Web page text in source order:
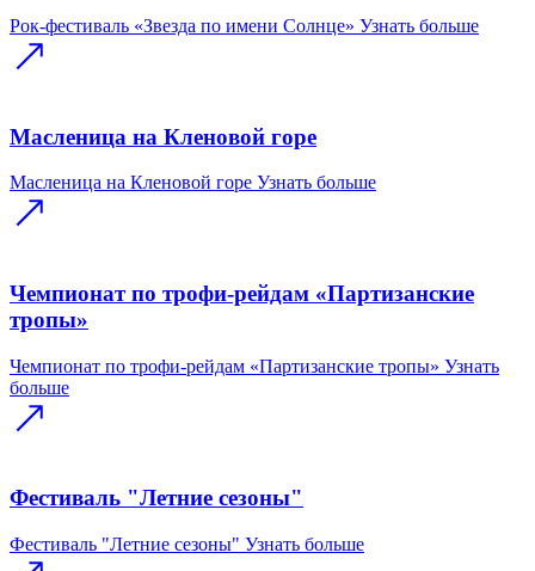
Рок-фестиваль «Звезда по имени Солнце» Узнать больше
Масленица на Кленовой горе
Масленица на Кленовой горе Узнать больше
Чемпионат по трофи-рейдам «Партизанские
тропы»
Чемпионат по трофи-рейдам «Партизанские тропы» Узнать
больше
Фестиваль "Летние сезоны"
Фестиваль "Летние сезоны" Узнать больше